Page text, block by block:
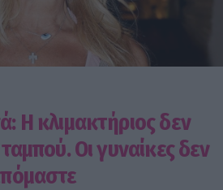
Η κλιμακτήριος δεν
Οι γυναίκες δεν